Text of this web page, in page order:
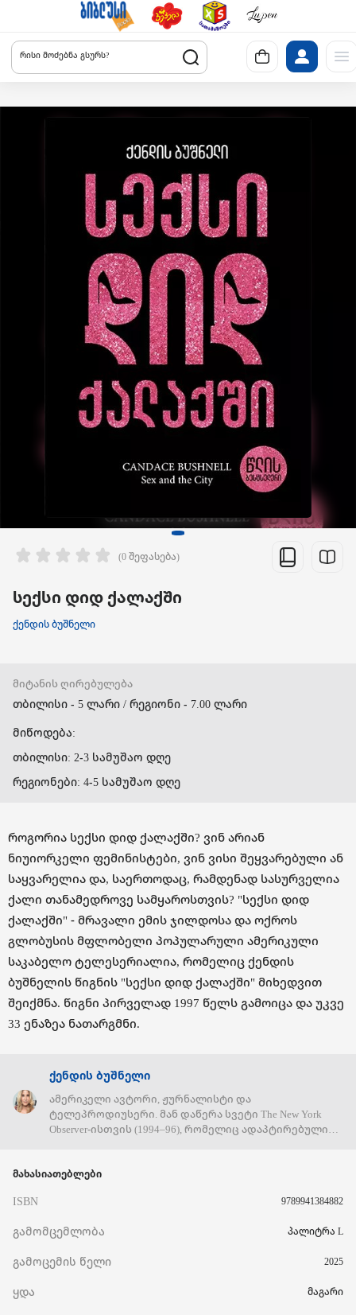
რისი მოძებნა გსურს?
(0 შეფასება)
სექსი დიდ ქალაქში
ქენდის ბუშნელი
მიტანის ღირებულება
თბილისი - 5 ლარი / რეგიონი - 7.00 ლარი
მიწოდება:
თბილისი: 2-3 სამუშაო დღე
რეგიონები: 4-5 სამუშაო დღე
როგორია სექსი დიდ ქალაქში? ვინ არიან
ნიუიორკელი ფემინისტები, ვინ ვისი შეყვარებული ან
საყვარელია და, საერთოდაც, რამდენად სასურველია
ქალი თანამედროვე სამყაროსთვის? "სექსი დიდ
ქალაქში" - მრავალი ემის ჯილდოსა და ოქროს
გლობუსის მფლობელი პოპულარული ამერიკული
საკაბელო ტელესერიალია, რომელიც ქენდის
ბუშნელის წიგნის "სექსი დიდ ქალაქში" მიხედვით
შეიქმნა. წიგნი პირველად 1997 წელს გამოიცა და უკვე
33 ენაზეა ნათარგმნი.
ქენდის ბუშნელი
ამერიკელი ავტორი, ჟურნალისტი და
ტელეპროდიუსერი. მან დაწერა სვეტი The New York
Observer-ისთვის (1994–96), რომელიც ადაპტირებული
სახელწოდების სერიალისთვის (1998–2004) და ორი
ბესტსელერი რომანებით 4 ქერა (2001), ვაჭრობა (2003),
(2008), კერის დღიურები (2010) და ზაფხული და ქალაქი
მახასიათებლები
ISBN 9789941384882
გამომცემლობა პალიტრა L
გამოცემის წელი 2025
ყდა მაგარი